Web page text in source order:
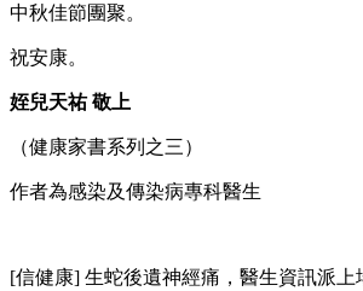
中秋佳節團聚。
祝安康。
姪兒天祐 敬上
（健康家書系列之三）
作者為感染及傳染病專科醫生
[信健康] 生蛇後遺神經痛，醫生資訊派上